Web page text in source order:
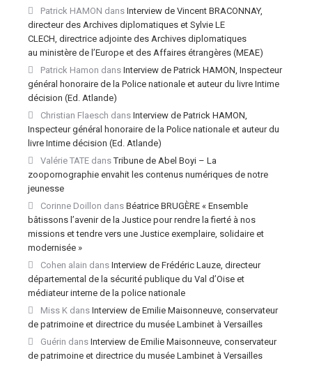
Patrick HAMON dans Interview de Vincent BRACONNAY,
directeur des Archives diplomatiques et Sylvie LE
CLECH, directrice adjointe des Archives diplomatiques
au ministère de l’Europe et des Affaires étrangères (MEAE)
Patrick Hamon dans Interview de Patrick HAMON, Inspecteur
général honoraire de la Police nationale et auteur du livre Intime
décision (Ed. Atlande)
Christian Flaesch dans Interview de Patrick HAMON,
Inspecteur général honoraire de la Police nationale et auteur du
livre Intime décision (Ed. Atlande)
Valérie TATE dansTribune de Abel Boyi – La
zoopornographie envahit les contenus numériques de notre
jeunesse
Corinne Doillon dans Béatrice BRUGÈRE « Ensemble
bâtissons l’avenir de la Justice pour rendre la fierté à nos
missions et tendre vers une Justice exemplaire, solidaire et
modernisée »
Cohen alain dans Interview de Frédéric Lauze, directeur
départemental de la sécurité publique du Val d’Oise et
médiateur interne de la police nationale
Miss K dans Interview de Emilie Maisonneuve, conservateur
de patrimoine et directrice du musée Lambinet à Versailles
Guérin dans Interview de Emilie Maisonneuve, conservateur
de patrimoine et directrice du musée Lambinet à Versailles